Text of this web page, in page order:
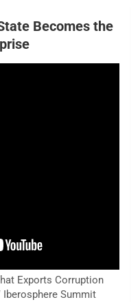
Becomes the
Exports Corruption
Summit